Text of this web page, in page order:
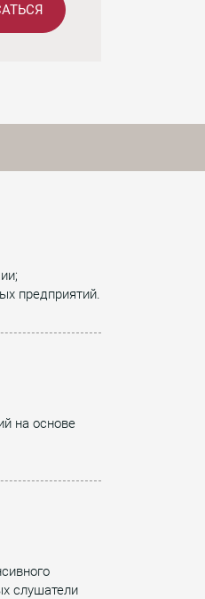
предприятий.
на основе
слушатели